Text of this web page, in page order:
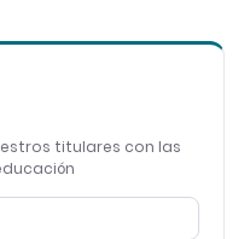
titulares con las